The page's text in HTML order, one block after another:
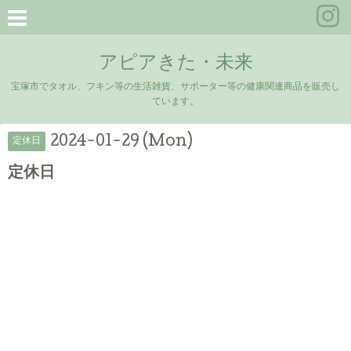
アピアきた・未来
宝塚市でタオル、フキン等の生活雑貨、サポーター等の健康関連商品を販売し
ています。
定休日 2024-01-29 (Mon)
定休日